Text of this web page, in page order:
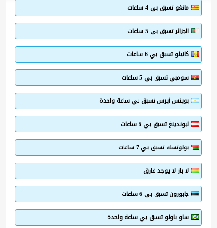
مانغو تسبق بي 4 ساعات
الجزائر تسبق بي 5 ساعات
كانيلو تسبق بي 6 ساعات
سومبي تسبق بي 5 ساعات
بوينس آيرس تسبق بي ساعة واحدة
ليوندينغ تسبق بي 6 ساعات
بولوتسك تسبق بي 7 ساعات
لا باز لا يوجد فارق
جابورون تسبق بي 6 ساعات
ساو باولو تسبق بي ساعة واحدة